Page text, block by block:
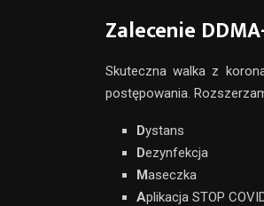
Zalecenie
Skuteczna walka z
postępowania.
Dystans
Dezynfekcja
Maseczka
Aplikacja STOP